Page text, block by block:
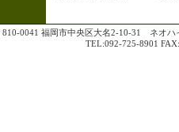
810-0041 福岡市中央区大名2-10-31 ネオハ
TEL:092-725-8901